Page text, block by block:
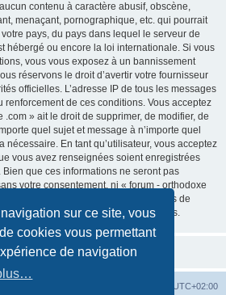
sur ce site, vous
cookies vous permettant
de navigation
contenu à caractère abusif, obscène,
menaçant, pornographique, etc. qui pourrait
pays, du pays dans lequel le serveur de
hébergé ou encore la loi internationale. Si vous
vous vous exposez à un bannissement
réservons le droit d’avertir votre fournisseur
officielles. L’adresse IP de tous les messages
renforcement de ces conditions. Vous acceptez
.com » ait le droit de supprimer, de modifier, de
quel sujet et message à n’importe quel
nécessaire. En tant qu’utilisateur, vous acceptez
vous avez renseignées soient enregistrées
que ces informations ne seront pas
votre consentement, ni « forum - orthodoxe
être tenus comme responsables en cas de
visant à compromettre vos données.
UTC+02:00